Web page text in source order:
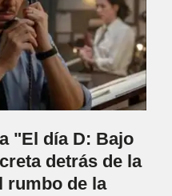
"El día D: Bajo
detrás de la
rumbo de la